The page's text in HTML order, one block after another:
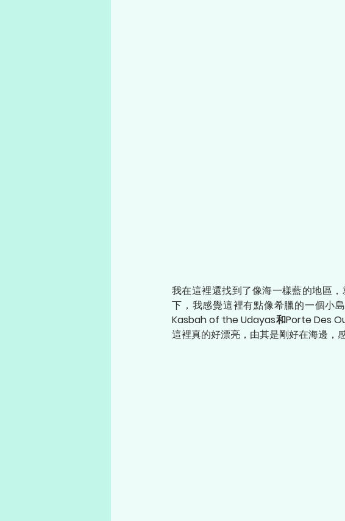
我在這裡還找到了像海一樣藍的地區
下，我感覺這裡有點像希臘的一個小
Kasbah of the Udayas和Porte Des
這裡真的好漂亮，由其是剛好在海邊，